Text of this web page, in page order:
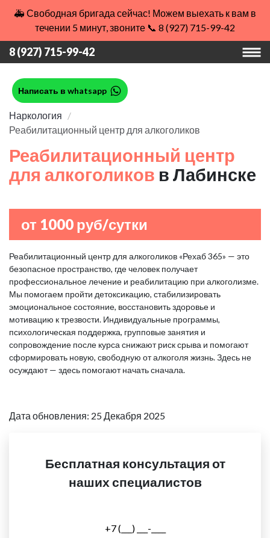
🚑 Свободная бригада сейчас! Можем выехать к вам в
течении 5 минут, звоните 📞 8 (927) 715-99-42
8 (927) 715-99-42
Написать в whatsapp
Наркология
Реабилитационный центр для алкоголиков
Реабилитационный центр
для алкоголиков в Лабинске
от 1000 руб/сутки
Реабилитационный центр для алкоголиков «Рехаб 365» — это
безопасное пространство, где человек получает
профессиональное лечение и реабилитацию при алкоголизме.
Мы помогаем пройти детоксикацию, стабилизировать
эмоциональное состояние, восстановить здоровье и
мотивацию к трезвости. Индивидуальные программы,
психологическая поддержка, групповые занятия и
сопровождение после курса снижают риск срыва и помогают
сформировать новую, свободную от алкоголя жизнь. Здесь не
осуждают — здесь помогают начать сначала.
Дата обновления: 25 Декабря 2025
Бесплатная консультация от
наших специалистов